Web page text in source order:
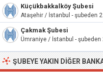
Küçükbakkalköy Şubesi
Ataşehir / İstanbul - şubeden
Çakmak Şubesi
Ümraniye / İstanbul - şubeden
ŞUBEYE YAKIN DIĞER